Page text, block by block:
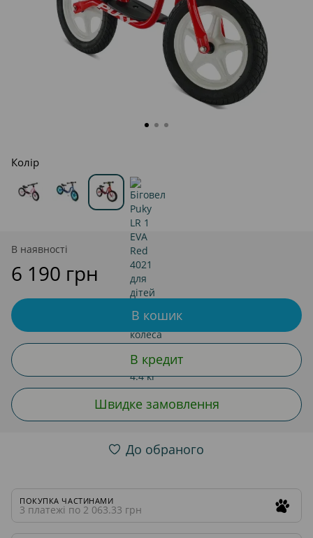
Колір
В наявності
6 190 грн
В кошик
В кредит
Швидке замовлення
До обраного
ПОКУПКА ЧАСТИНАМИ
3 платежі по 2 063.33 грн